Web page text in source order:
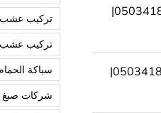
شركة صيانة عامة في الشارقة |0503418441|
تركيب فورسيلنج في ام القيوين |0503418441|
تركيب عشب
تركيب عشب
سباكة
شركات صبغ